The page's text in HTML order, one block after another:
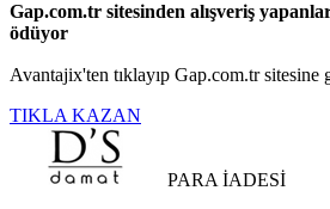
Gap.com.tr sitesinden alışveriş
ödüyor
Avantajix'ten tıklayıp Gap.com.tr
TIKLA KAZAN
PARA İADESİ